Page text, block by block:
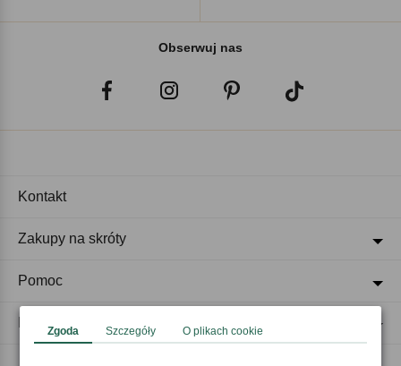
Obserwuj nas
Kontakt
Zakupy na skróty
Pomoc
Zgoda Szczegóły O plikach cookie